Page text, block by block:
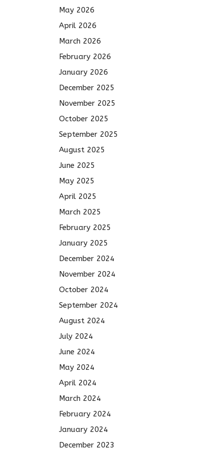
May 2026
April 2026
March 2026
February 2026
January 2026
December 2025
November 2025
October 2025
September 2025
August 2025
June 2025
May 2025
April 2025
March 2025
February 2025
January 2025
December 2024
November 2024
October 2024
September 2024
August 2024
July 2024
June 2024
May 2024
April 2024
March 2024
February 2024
January 2024
December 2023